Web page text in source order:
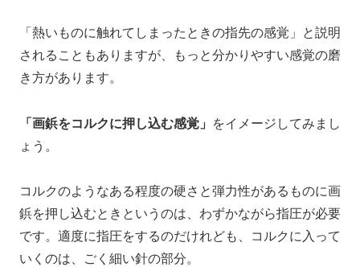
「熱いものに触れてしまったときの指先の感覚」
と説明
されることもありますが、
もっと分かりやすい感覚の磨
き方があります。
「画鋲をコルクに押し込む感覚」
をイメージしてみまし
ょう。
コルクのようなある程度の硬さと弾力性があるものに画
鋲を押し込むときというのは、 わずかながら指圧が必要
です。 適度に指圧をするのだけれども、
コルクに入って
いくのは、ごく細い針の部分。